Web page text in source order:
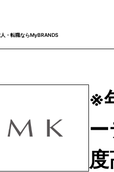
・転職ならMyBRANDS
※